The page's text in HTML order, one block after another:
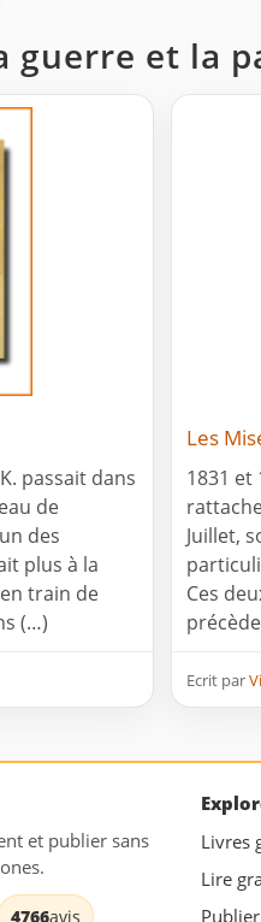
guerre et la
passait dans
de
des
plus à la
train de
(…)
Les
1831 et
Juillet,
Ces
Ecrit par
et publier sans
4766avis
Livres
Lire